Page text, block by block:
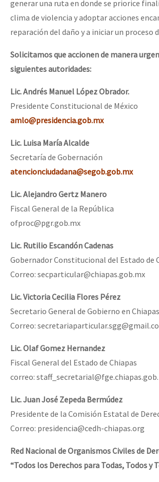
generar una ruta en donde se priorice
clima de violencia y adoptar acciones
reparación del daño y a iniciar un proceso
Solicitamos que accionen de manera
siguientes autoridades:
Lic. Andrés Manuel López Obrador.
Presidente Constitucional de México
amlo@presidencia.gob.mx
Lic. Luisa María Alcalde
Secretaría de Gobernación
atencionciudadana@segob.gob.mx
Lic. Alejandro Gertz Manero
Fiscal General de la República
ofproc@pgr.gob.mx
Lic. Rutilio Escandón Cadenas
Gobernador Constitucional del Estado de
Correo: secparticular@chiapas.gob.mx
Lic. Victoria Cecilia Flores Pérez
Secretario General de Gobierno en Chiapas
Correo:
Lic. Olaf Gomez Hernandez
Fiscal General del Estado de Chiapas
correo:
Lic. Juan José Zepeda Bermúdez
Presidente de la Comisión Estatal de
Correo: presidencia@cedh-chiapas.org
Red Nacional de Organismos Civiles de
“Todos los Derechos para Todas, Todos y